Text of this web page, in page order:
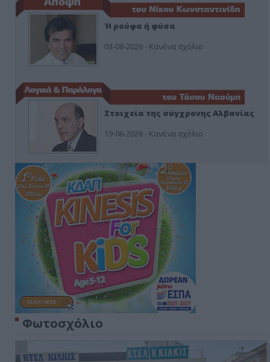
Ή ρούφα ή φύσα
03-08-2026 - Κανένα σχόλιο
Στοιχεία της σύγχρονης Αλβανίας
19-06-2026 - Κανένα σχόλιο
Φωτοσχόλιο